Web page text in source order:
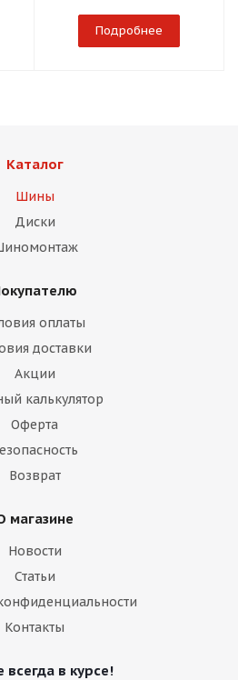
Подробнее
Каталог
Шины
Диски
оплаты
доставки
Акции
калькулятор
Оферта
Возврат
магазине
Новости
Статьи
Контакты
всегда в курсе!